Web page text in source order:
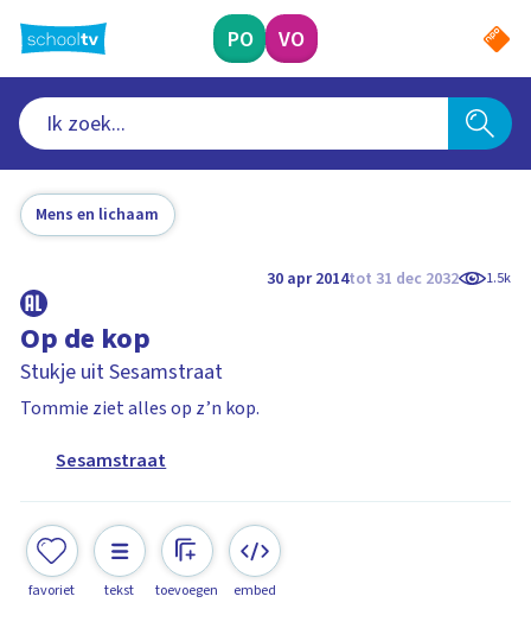
naar
hoofdinhoud
PO VO
Mens en lichaam
30 apr 2014tot 31 dec 2032 1.5k
Op de kop
Stukje uit Sesamstraat
Tommie ziet alles op z’n kop.
Sesamstraat
favoriet tekst toevoegen embed